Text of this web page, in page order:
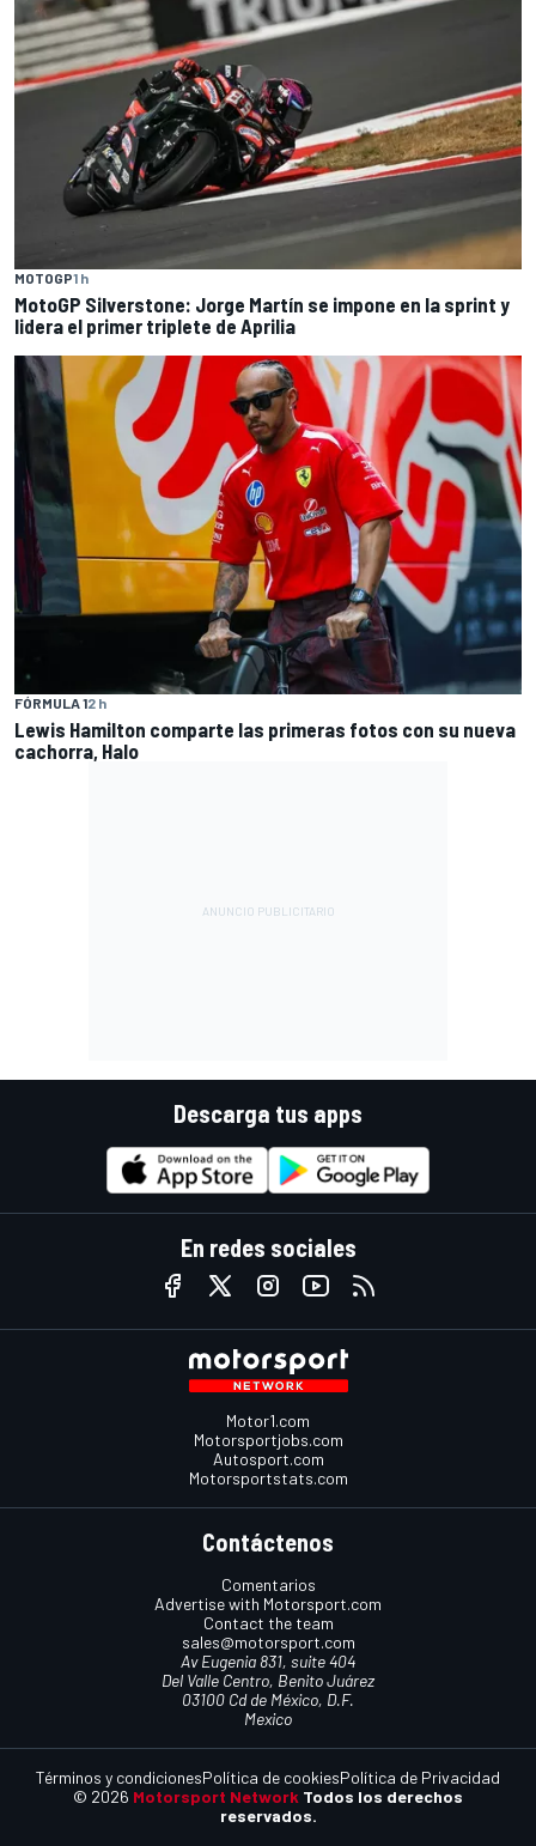
MOTOGP1 h
MotoGP Silverstone: Jorge Martín se impone en la sprint y
lidera el primer triplete de Aprilia
FÓRMULA 12 h
Lewis Hamilton comparte las primeras fotos con su nueva
cachorra, Halo
Descarga tus apps
En redes sociales
Motor1.com
Motorsportjobs.com
Autosport.com
Motorsportstats.com
Contáctenos
Comentarios
Advertise with Motorsport.com
Contact the team
sales@motorsport.com
Av Eugenia 831, suite 404
Del Valle Centro, Benito Juárez
03100 Cd de México, D.F.
Mexico
© 2026 Motorsport Network Todos los derechos
reservados.
Términos y condicionesPolítica de cookiesPolítica de Privacidad